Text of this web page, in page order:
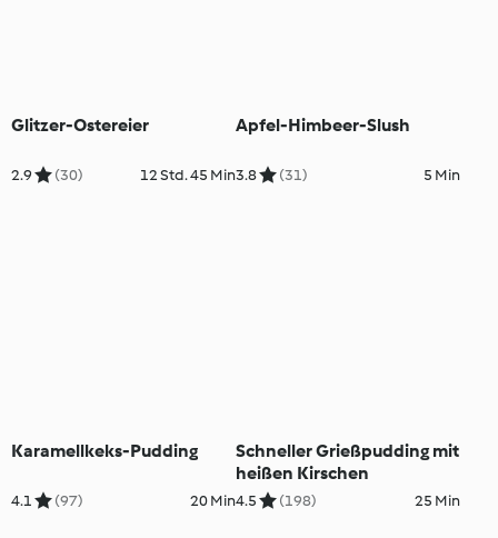
Glitzer-Ostereier
2.9 (30) 12 Std. 45 Min
Apfel-Himbeer-Slush
3.8 (31) 5 Min
Karamellkeks-Pudding
4.1 (97) 20 Min
Schneller Grießpudding mit
heißen Kirschen
4.5 (198) 25 Min